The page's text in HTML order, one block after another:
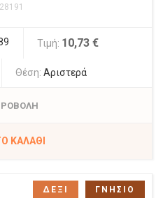
Τιμή: 10,73 €
Θέση: Αριστερά
ΚΑΛΆΘΙ
ΔΕΞΙ ΓΝΗΣΙΟ